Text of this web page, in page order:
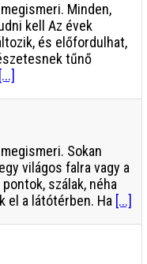
Minden,
kell Az évek
és előfordulhat,
tűnő
[...]
Sokan
világos falra vagy a
szálak, néha
el a látótérben. Ha [...]